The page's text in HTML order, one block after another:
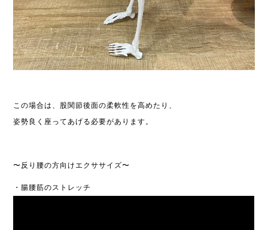
この場合は、股関節後面の柔軟性を高めたり、
姿勢良く座ってあげる必要があります。
〜反り腰の方向けエクササイズ〜
・腸腰筋のストレッチ